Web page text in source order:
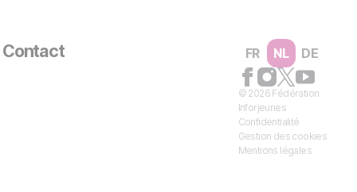
Contact FR NL DE
© 2026 Fédération
Inforjeunes
Confidentialité
Gestion des cookies
Mentions légales